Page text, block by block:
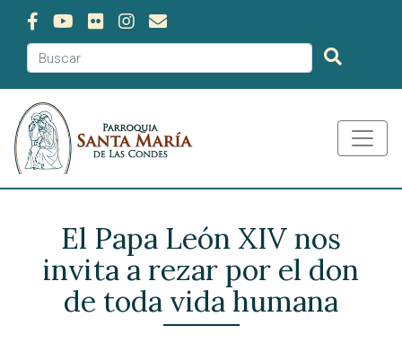
El Papa León XIV nos
invita a rezar por el don
de toda vida humana